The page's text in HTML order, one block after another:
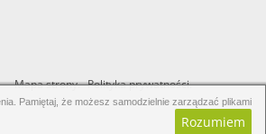
Mapa strony. Polityka prywatności.
Pamiętaj, że możesz samodzielnie zarządzać plikami
Rozumiem